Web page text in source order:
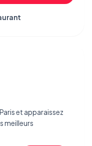
et apparaissez
meilleurs